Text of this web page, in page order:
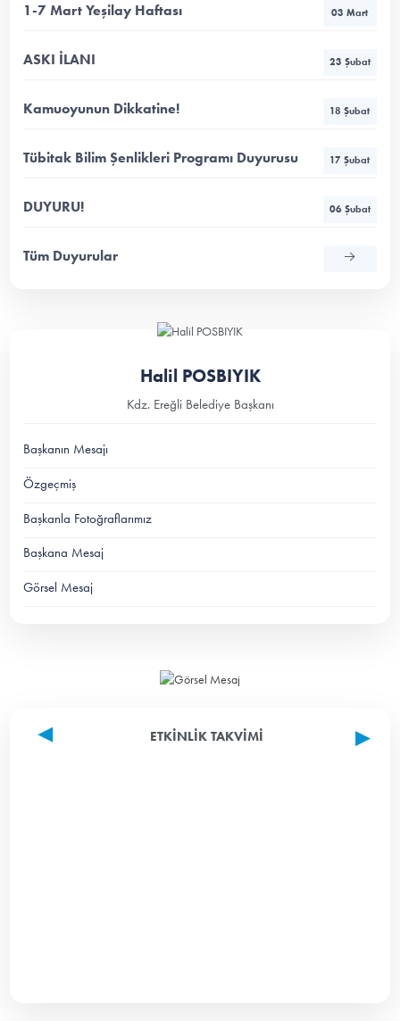
1-7 Mart Yeşilay Haftası 03 Mart
ASKI İLANI 23 Şubat
Kamuoyunun Dikkatine! 18 Şubat
Tübitak Bilim Şenlikleri Programı Duyurusu 17 Şubat
DUYURU! 06 Şubat
Tüm Duyurular
Halil POSBIYIK
Kdz. Ereğli Belediye Başkanı
Başkanın Mesajı
Özgeçmiş
Başkanla Fotoğraflarımız
Başkana Mesaj
Görsel Mesaj
ETKINLIK TAKVIMI